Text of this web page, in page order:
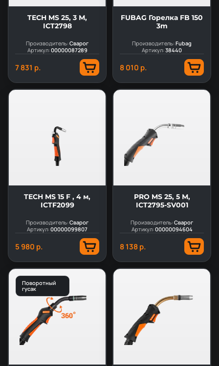
TECH MS 25, 3 М,
ICT2798
Производитель:Сварог
Артикул:00000087289
7 831 р.
FUBAG Горелка FB 150
3m
Производитель:Fubag
Артикул:38440
8 010 р.
TECH MS 15 F , 4 м,
ICTF2099
Производитель:Сварог
Артикул:00000099807
5 980 р.
PRO MS 25, 5 М,
ICT2795-SV001
Производитель:Сварог
Артикул:00000094604
8 138 р.
Поворотный
гусак